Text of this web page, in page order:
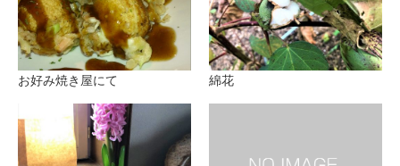
お好み焼き屋にて 綿花